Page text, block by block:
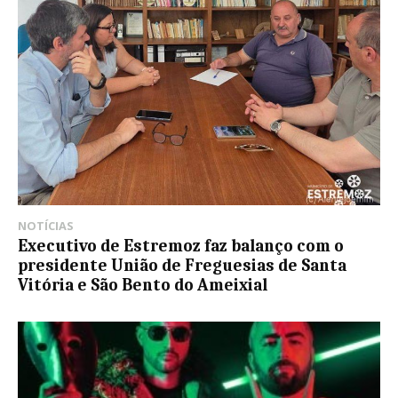
NOTÍCIAS
Executivo de Estremoz faz balanço com o
presidente União de Freguesias de Santa
Vitória e São Bento do Ameixial